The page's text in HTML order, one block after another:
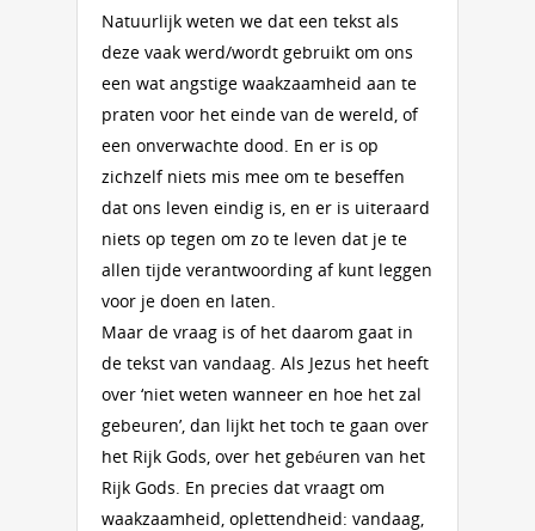
Natuurlijk weten we dat een tekst als
deze vaak werd/wordt gebruikt om ons
een wat angstige waakzaamheid aan te
praten voor het einde van de wereld, of
een onverwachte dood. En er is op
zichzelf niets mis mee om te beseffen
dat ons leven eindig is, en er is uiteraard
niets op tegen om zo te leven dat je te
allen tijde verantwoording af kunt leggen
voor je doen en laten.
Maar de vraag is of het daarom gaat in
de tekst van vandaag. Als Jezus het heeft
over ‘niet weten wanneer en hoe het zal
gebeuren’, dan lijkt het toch te gaan over
het Rijk Gods, over het gebéuren van het
Rijk Gods. En precies dat vraagt om
waakzaamheid, oplettendheid: vandaag,